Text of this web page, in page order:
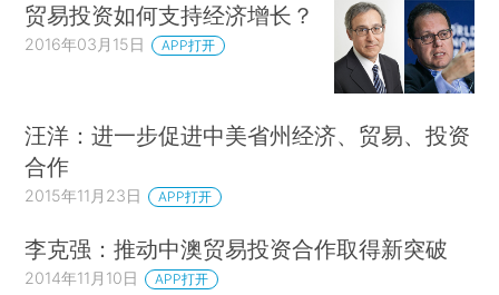
贸易投资如何支持经济增长？
2016年03月15日 APP打开
汪洋：进一步促进中美省州经济、贸易、投资
合作
2015年11月23日 APP打开
李克强：推动中澳贸易投资合作取得新突破
2014年11月10日 APP打开